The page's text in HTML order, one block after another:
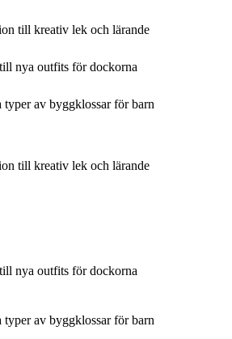
till kreativ lek och lärande
nya outfits för dockorna
av byggklossar för barn
till kreativ lek och lärande
nya outfits för dockorna
av byggklossar för barn